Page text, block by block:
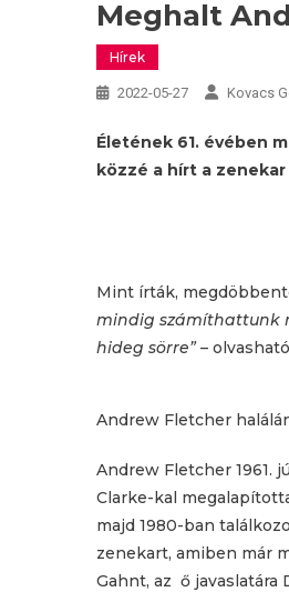
Meghalt
Hírek
2022-05-27 Kovacs
Életének 61. évében
közzé a hírt a
Mint írták,
mindig számíthattunk
hideg sörre”–
Andrew Fletcher
Andrew Fletcher 1961.
Clarke-kal
majd 1980-ban
zenekart, amiben már
Gahnt, az ő javaslatára